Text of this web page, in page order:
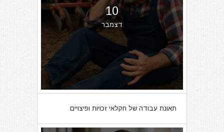
10
דצמבר
תאונת עבודה של חקלאי זכויות ופיצויים